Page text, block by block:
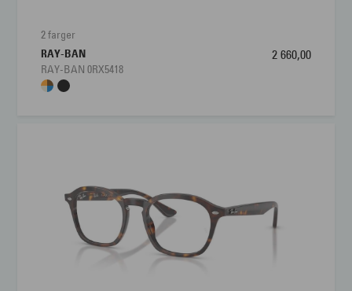
best. Kom gjerne innom en av våre butikker for en titt
– kan hende du får lyst på er enn ett par.
2 farger
RAY-BAN
RAY-BAN 0RX5418
2 660,00